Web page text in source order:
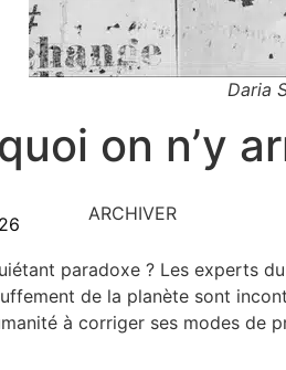
Daria
on n’y
ARCHIVER
para­doxe ? Les experts
de la pla­nète sont
à cor­ri­ger ses modes de